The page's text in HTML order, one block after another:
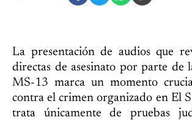
La presentación de audios que
directas de asesinato por parte de
MS-13 marca un momento
contra el crimen organizado en El
trata únicamente de pruebas